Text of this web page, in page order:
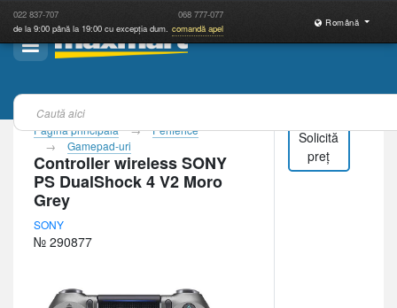
022 837-707 068 777-077
de la 9:00 până la 19:00 cu excepția dum. comandă apel
Română
Pagina principală
Periferice
Gamepad-uri
Controller wireless SONY
PS DualShock 4 V2 Moro
Grey
SONY
№ 290877
Solicită
preț